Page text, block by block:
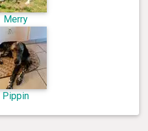
Merry
Pippin